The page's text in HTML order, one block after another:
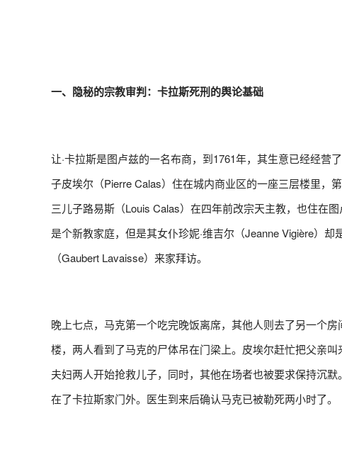
一、隐秘的宗教审判：卡拉斯死刑的舆论基础
让·卡拉斯是图卢兹的一名布商，到1761年，其生意已经经
子皮埃尔（Pierre Calas）住在城内商业区的一座三层楼里，
三儿子路易斯（Louis Calas）在四年前改宗天主教，也住在
是个新教家庭，但是其女仆珍妮·维吉尔（Jeanne Vigière）
（Gaubert Lavaisse）来家拜访。
晚上七点，马克第一个吃完晚饭离席，其他人则去了另一个
楼，两人看到了马克的尸体吊在门梁上。皮埃尔赶忙把父亲
夫妇两人开始抢救儿子，同时，其他在场者也被要求保持沉
在了卡拉斯家门外。医生到来后确认马克已被勒死两小时了。